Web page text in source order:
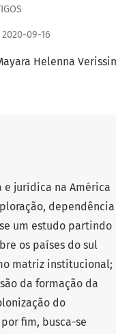
09-16
Helenna
jurídica na América
dependência
um estudo partindo
os países do sul
matriz institucional;
da formação da
do
fim, busca-se